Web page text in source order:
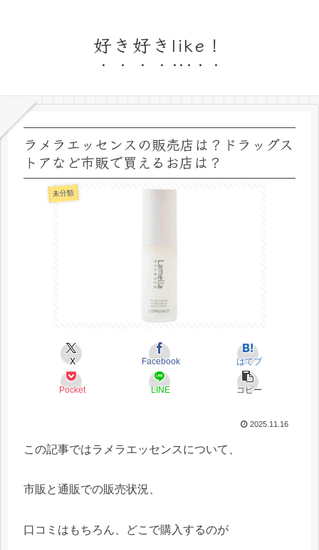
好き好きlike！
ラメラエッセンスの販売店は？ドラッグス
トアなど市販で買えるお店は？
未分類
X Facebook はてブ
Pocket LINE コピー
2025.11.16
この記事ではラメラエッセンスについて、
市販と通販での販売状況、
口コミはもちろん、どこで購入するのが